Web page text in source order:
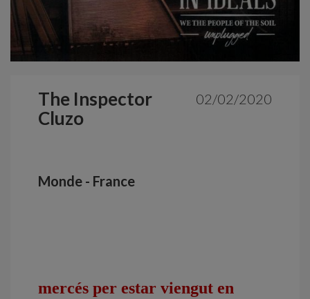
02/02/2020
The Inspector
Cluzo
Monde - France
mercés per estar viengut en